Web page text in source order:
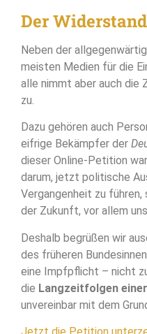
Der
Neben der
meisten Medien für die
alle nimmt aber auch die
zu.
Dazu gehören auch
eifrige Bekämpfer der
dieser Online-Petition
darum, jetzt politische
Vergangenheit zu
der Zukunft, vor allem
Deshalb begrüßen wir
des früheren
eine Impfpflicht – nicht
die Langzeitfolgen
unvereinbar mit dem